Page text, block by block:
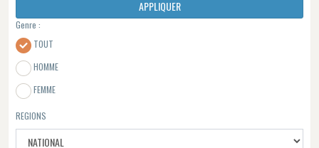
APPLIQUER
Genre :
TOUT
HOMME
FEMME
REGIONS